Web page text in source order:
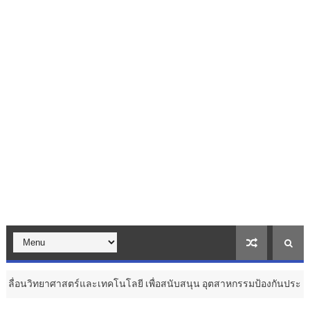
ร์และเทคโนโลยี เพื่อสนับสนุน อุตสาหกรรมป้องกันประเทศ ... สุขภาพ